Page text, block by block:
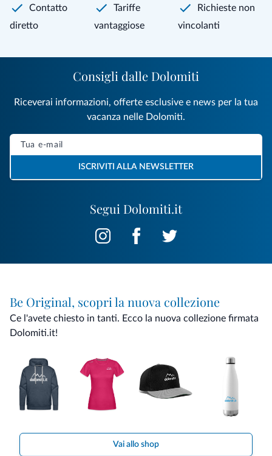
Contatto
diretto
Tariffe
vantaggiose
Richieste non
vincolanti
Segui Dolomiti.it
Consigli dalle Dolomiti
Riceverai informazioni, offerte esclusive e news per la tua
vacanza nelle Dolomiti.
ISCRIVITI ALLA NEWSLETTER
Be Original, scopri la nuova collezione
Ce l'avete chiesto in tanti. Ecco la nuova collezione firmata
Dolomiti.it!
Vai allo shop